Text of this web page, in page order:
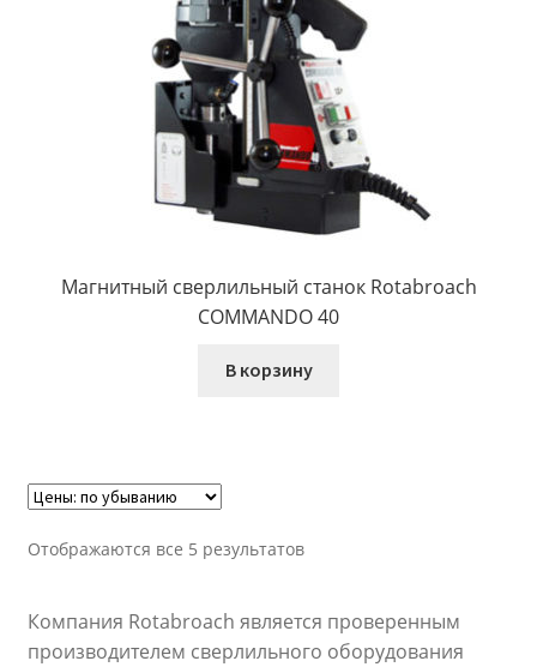
Магнитный сверлильный станок Rotabroach
COMMANDO 40
В корзину
Отображаются все 5 результатов
Компания Rotabroach является проверенным
производителем сверлильного оборудования